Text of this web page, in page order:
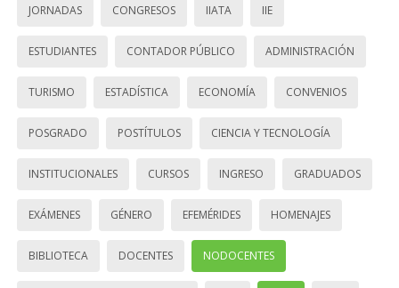
JORNADAS CONGRESOS IIATA IIE
ESTUDIANTES CONTADOR PÚBLICO ADMINISTRACIÓN
TURISMO ESTADÍSTICA ECONOMÍA CONVENIOS
POSGRADO POSTÍTULOS CIENCIA Y TECNOLOGÍA
INSTITUCIONALES CURSOS INGRESO GRADUADOS
EXÁMENES GÉNERO EFEMÉRIDES HOMENAJES
BIBLIOTECA DOCENTES NODOCENTES